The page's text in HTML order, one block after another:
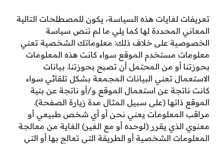
تعريفات لغايات هذه السياسة، يكون للمصطلحات التالية
المعاني المحددة لها كما يلي ما لم تنص سياسة
الخصوصية على خلاف ذلك: معلوماتك الشخصية تعني
معلومات مستخدم الموقع سواء كانت هذه المعلومات
بحوزتنا أو من المحتمل أن تصبح بحوزتنا. بيانات
الاستعمال تعني البيانات المجمعة بشكل تلقائي سواء
كانت ناتجة عن استعمال الموقع و/أو ناتجة عن بنية
الموقع ذاتها (على سبيل المثال مدة زيارة الصفحة).
مراقب المعلومات يعني نحن أو أي شخص طبيعي أو
معنوي الذي يقرر (لوحده أو مع الغير) الغاية من معالجة
المعلومات الشخصية أو الطريقة التي تعالج بها أو التي